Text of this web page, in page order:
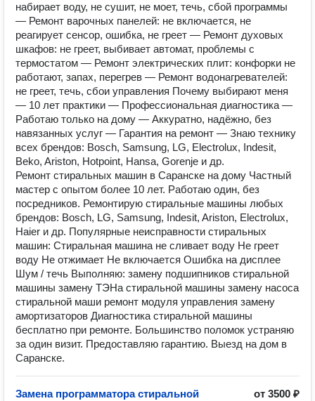
набирает воду, не сушит, не моет, течь, сбой программы
— Ремонт варочных панелей: не включается, не
реагирует сенсор, ошибка, не греет — Ремонт духовых
шкафов: не греет, выбивает автомат, проблемы с
термостатом — Ремонт электрических плит: конфорки не
работают, запах, перегрев — Ремонт водонагревателей:
не греет, течь, сбои управления Почему выбирают меня
— 10 лет практики — Профессиональная диагностика —
Работаю только на дому — Аккуратно, надёжно, без
навязанных услуг — Гарантия на ремонт — Знаю технику
всех брендов: Bosch, Samsung, LG, Electrolux, Indesit,
Beko, Ariston, Hotpoint, Hansa, Gorenje и др.
Ремонт стиральных машин в Саранске на дому Частный
мастер с опытом более 10 лет. Работаю один, без
посредников. Ремонтирую стиральные машины любых
брендов: Bosch, LG, Samsung, Indesit, Ariston, Electrolux,
Haier и др. Популярные неисправности стиральных
машин: Стиральная машина не сливает воду Не греет
воду Не отжимает Не включается Ошибка на дисплее
Шум / течь Выполняю: замену подшипников стиральной
машины замену ТЭНа стиральной машины замену насоса
стиральной маши ремонт модуля управления замену
амортизаторов Диагностика стиральной машины
бесплатно при ремонте. Большинство поломок устраняю
за один визит. Предоставляю гарантию. Выезд на дом в
Саранске.
Замена программатора стиральной
от 3500 ₽